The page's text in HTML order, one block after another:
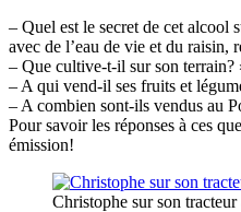
– Quel est le secret de cet alcool
avec de l’eau de vie et du raisin,
– Que cultive-t-il sur son terrain?
– A qui vend-il ses fruits et
– A combien sont-ils vendus au
Pour savoir les réponses à ces
émission!
Christophe sur son